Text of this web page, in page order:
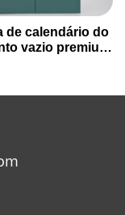
de calendário do
vazio premium